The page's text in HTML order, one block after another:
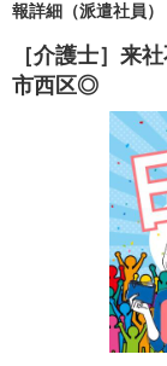
報詳細（派遣社員
［介護士］来
市西区◎